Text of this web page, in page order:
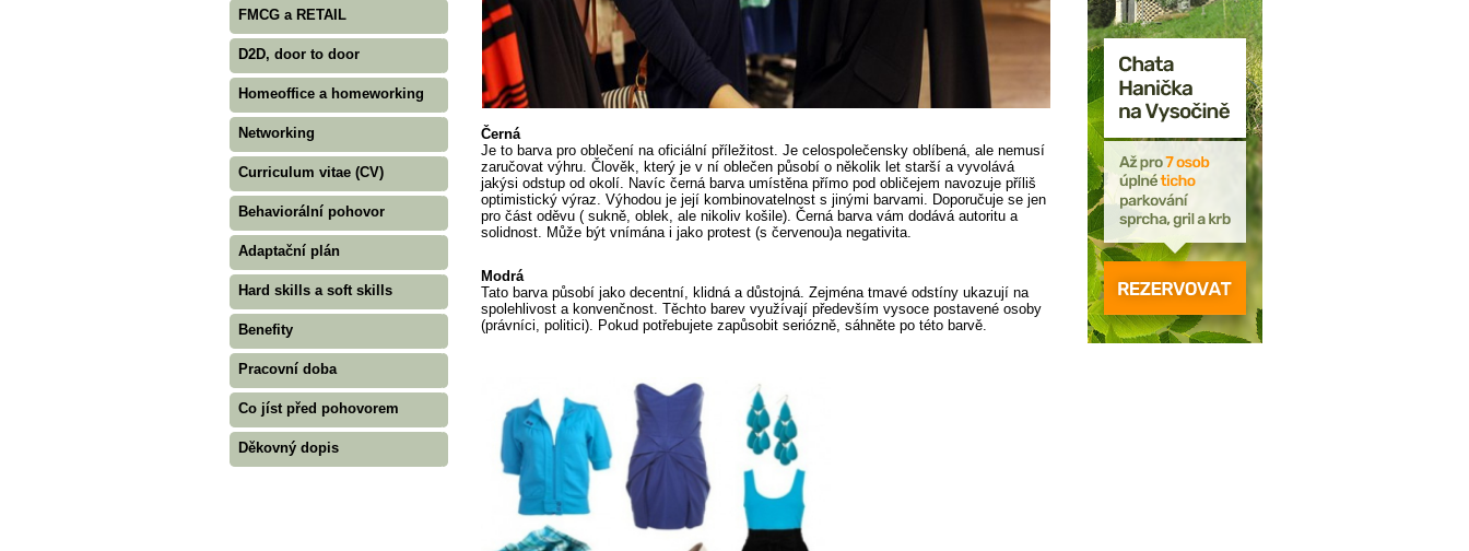
FMCG a RETAIL
D2D, door to door
Homeoffice a homeworking
Networking
Curriculum vitae (CV)
Behaviorální pohovor
Adaptační plán
Hard skills a soft skills
Benefity
Pracovní doba
Co jíst před pohovorem
Děkovný dopis
Černá
Je to barva pro oblečení na oficiální příležitost. Je celospolečensky oblíbená, ale nemusí
zaručovat výhru. Člověk, který je v ní oblečen působí o několik let starší a vyvolává
jakýsi odstup od okolí. Navíc černá barva umístěna přímo pod obličejem navozuje příliš
optimistický výraz. Výhodou je její kombinovatelnost s jinými barvami. Doporučuje se jen
pro část oděvu ( sukně, oblek, ale nikoliv košile). Černá barva vám dodává autoritu a
solidnost. Může být vnímána i jako protest (s červenou)a negativita.
Modrá
Tato barva působí jako decentní, klidná a důstojná. Zejména tmavé odstíny ukazují na
spolehlivost a konvenčnost. Těchto barev využívají především vysoce postavené osoby
(právníci, politici). Pokud potřebujete zapůsobit seriózně, sáhněte po této barvě.